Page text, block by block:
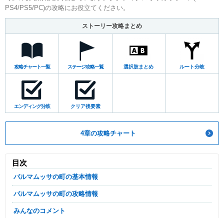
PS4/PS5/PC)の攻略にお役立てください。
ストーリー攻略まとめ
攻略チャート一覧 ステージ攻略一覧 選択肢まとめ ルート分岐
エンディング分岐 クリア後要素
4章の攻略チャート
目次
バルマムッサの町の基本情報
バルマムッサの町の攻略情報
みんなのコメント